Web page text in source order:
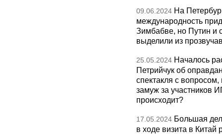
09.06.2024 На
международность
Зимбабве, но Путин и
выделили из
25.05.2024 Началось
Петрийчук об
спектакля с
замуж за участников
происходит?
17.05.2024 Большая
в ходе визита в